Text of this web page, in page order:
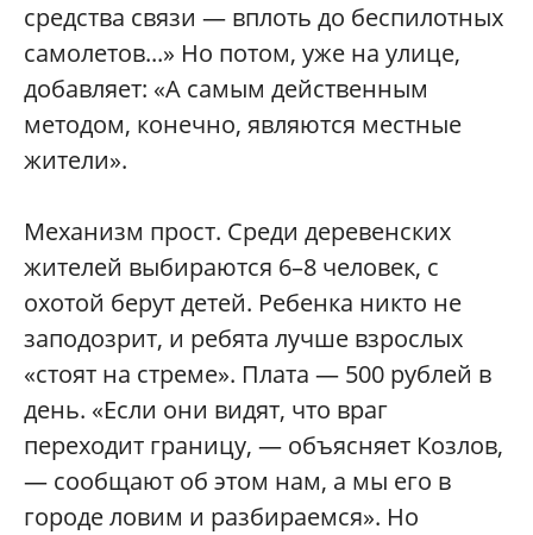
средства связи — вплоть до беспилотных
самолетов...» Но потом, уже на улице,
добавляет: «А самым действенным
методом, конечно, являются местные
жители».
Механизм прост. Среди деревенских
жителей выбираются 6–8 человек, с
охотой берут детей. Ребенка никто не
заподозрит, и ребята лучше взрослых
«стоят на стреме». Плата — 500 рублей в
день. «Если они видят, что враг
переходит границу, — объясняет Козлов,
— сообщают об этом нам, а мы его в
городе ловим и разбираемся». Но